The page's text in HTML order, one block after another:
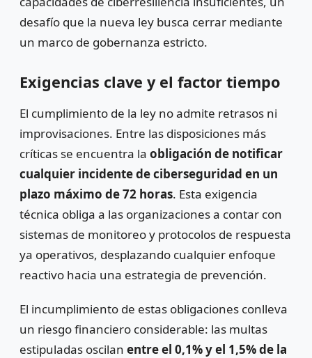
desafío que la nueva ley busca cerrar mediante
un marco de gobernanza estricto.
Exigencias clave y el factor tiempo
El cumplimiento de la ley no admite retrasos ni
improvisaciones. Entre las disposiciones más
críticas se encuentra la obligación de notificar
cualquier incidente de ciberseguridad en un
plazo máximo de 72 horas. Esta exigencia
técnica obliga a las organizaciones a contar con
sistemas de monitoreo y protocolos de respuesta
ya operativos, desplazando cualquier enfoque
reactivo hacia una estrategia de prevención.
El incumplimiento de estas obligaciones conlleva
un riesgo financiero considerable: las multas
estipuladas oscilan entre el 0,1% y el 1,5% de la